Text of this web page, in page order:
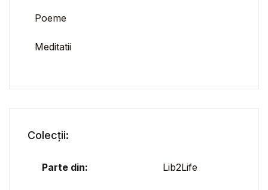
Poeme
Meditatii
Colecții:
Parte din: Lib2Life